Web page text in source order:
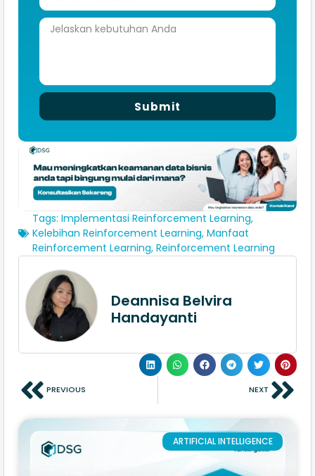
Submit
Tags: Implementasi Reinforcement Learning,
Kelebihan Reinforcement Learning, Manfaat
Reinforcement Learning, Reinforcement Learning
Deannisa Belvira
Handayanti
PREVIOUS NEXT
ARTIFICIAL INTELLIGENCE